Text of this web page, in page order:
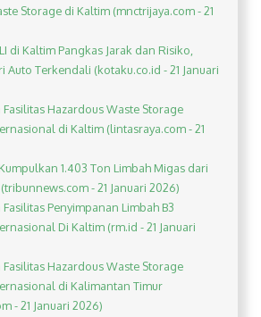
Storage di Kaltim (mnctrijaya.com - 21
di Kaltim Pangkas Jarak dan Risiko,
Auto Terkendali (kotaku.co.id - 21 Januari
Fasilitas Hazardous Waste Storage
di Kaltim (lintasraya.com - 21
1.403 Ton Limbah Migas dari
(tribunnews.com - 21 Januari 2026)
Fasilitas Penyimpanan Limbah B3
Di Kaltim (rm.id - 21 Januari
Fasilitas Hazardous Waste Storage
di Kalimantan Timur
- 21 Januari 2026)